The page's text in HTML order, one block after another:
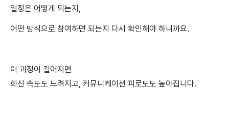
일정은 어떻게 되는지,
어떤 방식으로 참여하면 되는지 다시 확인해야 하니까요.
이 과정이 길어지면
회신 속도도 느려지고, 커뮤니케이션 피로도도 높아집니다.